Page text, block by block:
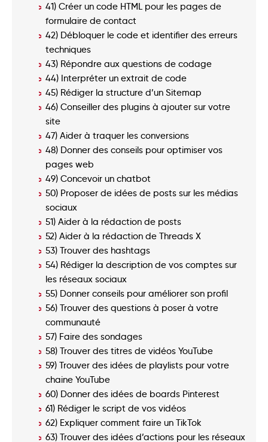
41) Créer un code HTML pour les pages de
formulaire de contact
42) Débloquer le code et identifier des erreurs
techniques
43) Répondre aux questions de codage
44) Interpréter un extrait de code
45) Rédiger la structure d’un Sitemap
46) Conseiller des plugins à ajouter sur votre
site
47) Aider à traquer les conversions
48) Donner des conseils pour optimiser vos
pages web
49) Concevoir un chatbot
50) Proposer de idées de posts sur les médias
sociaux
51) Aider à la rédaction de posts
52) Aider à la rédaction de Threads X
53) Trouver des hashtags
54) Rédiger la description de vos comptes sur
les réseaux sociaux
55) Donner conseils pour améliorer son profil
56) Trouver des questions à poser à votre
communauté
57) Faire des sondages
58) Trouver des titres de vidéos YouTube
59) Trouver des idées de playlists pour votre
chaine YouTube
60) Donner des idées de boards Pinterest
61) Rédiger le script de vos vidéos
62) Expliquer comment faire un TikTok
63) Trouver des idées d’actions pour les réseaux